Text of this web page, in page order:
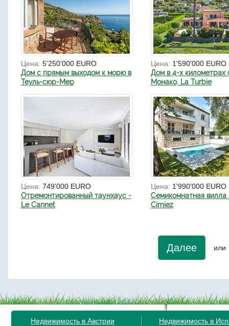
Цена: 5'250'000 EURO
Дом с прямым выходом к морю в
Теуль-сюр-Мер
Цена: 1'590'000 EURO
Дом в 4-х километрах
Монако, La Turbie
Цена: 749'000 EURO
Отремонтированный таунхаус -
Le Cannet
Цена: 1'990'000 EURO
Семикомнатная
Cimiez
Далее или
Недвижимость в Австрии
Недвижимость в